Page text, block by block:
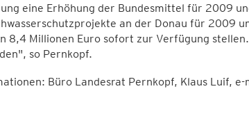
eine Erhöhung der Bundesmittel für 2009
an der Donau für 2009
8,4 Millionen Euro sofort zur Verfügung
so Pernkopf.
Büro Landesrat Pernkopf, Klaus Luif, e-